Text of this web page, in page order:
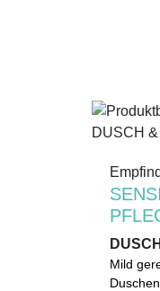
Mild
Mild
Duschen.